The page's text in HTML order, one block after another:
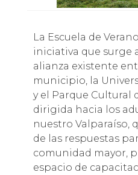
La Escuela de Verano 2013, es una
iniciativa que surge
alianza existente
municipio, la
y el Parque Cultural
dirigida hacia los
nuestro Valparaíso,
de las respuestas
comunidad mayor,
espacio de